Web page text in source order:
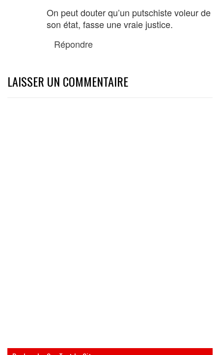
On peut douter qu’un putschiste voleur de
son état, fasse une vraie justice.
Répondre
LAISSER UN COMMENTAIRE